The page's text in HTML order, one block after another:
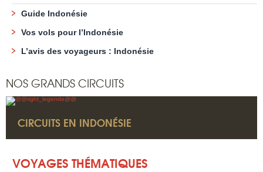
Guide Indonésie
Vos vols pour l’Indonésie
L’avis des voyageurs : Indonésie
NOS GRANDS CIRCUITS
CIRCUITS EN INDONÉSIE
VOYAGES THÉMATIQUES